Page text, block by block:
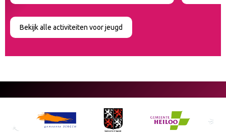
Bekijk alle activiteiten voor jeugd